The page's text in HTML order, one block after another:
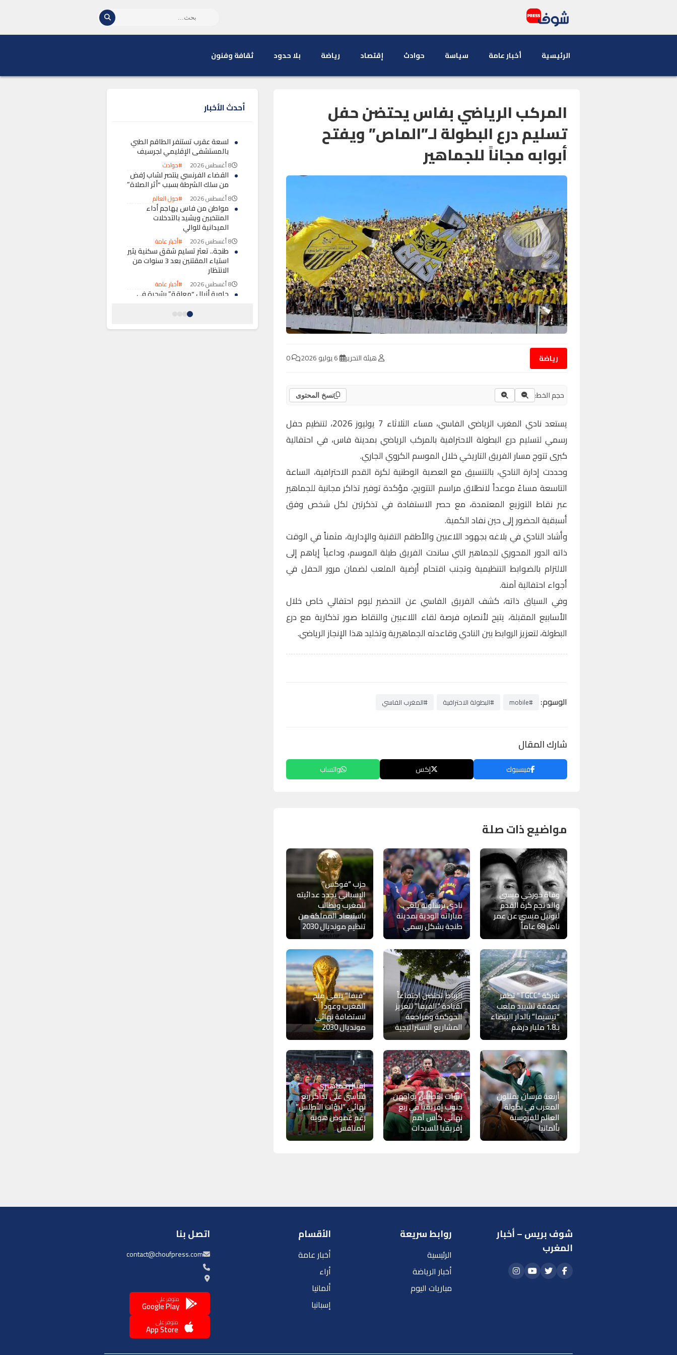
الرئيسية أخبار عامة سياسة حوادث إقتصاد رياضة بلا حدود ثقافة وفنون
المركب الرياضي بفاس يحتضن حفل
تسليم درع البطولة لـ”الماص” ويفتح
أبوابه مجاناً للجماهير
رياضة هيئة التحرير
حجم الخط: نسخ المحتوى
يستعد نادي المغرب الرياضي الفاسي، مساء الثلاثاء 7 يوليوز 2026، لتنظيم حفل
رسمي لتسليم درع البطولة الاحترافية بالمركب الرياضي بمدينة فاس، في احتفالية
كبرى تتوج مسار الفريق التاريخي خلال الموسم الكروي الجاري.
وحددت إدارة النادي، بالتنسيق مع العصبة الوطنية لكرة القدم الاحترافية، الساعة
التاسعة مساءً موعداً لانطلاق مراسم التتويج، مؤكدة توفير تذاكر مجانية للجماهير
عبر نقاط التوزيع المعتمدة، مع حصر الاستفادة في تذكرتين لكل شخص وفق
أسبقية الحضور إلى حين نفاد الكمية.
وأشاد النادي في بلاغه بجهود اللاعبين والأطقم التقنية والإدارية، مثمناً في الوقت
ذاته الدور المحوري للجماهير التي ساندت الفريق طيلة الموسم، وداعياً إياهم إلى
الالتزام بالضوابط التنظيمية وتجنب اقتحام أرضية الملعب لضمان مرور الحفل في
أجواء احتفالية آمنة.
وفي السياق ذاته، كشف الفريق الفاسي عن التحضير ليوم احتفالي خاص خلال
الأسابيع المقبلة، يتيح لأنصاره فرصة لقاء اللاعبين والتقاط صور تذكارية مع درع
البطولة، لتعزيز الروابط بين النادي وقاعدته الجماهيرية وتخليد هذا الإنجاز الرياضي.
الوسوم: #mobile #البطولة الاحترافية #المغرب الفاسي
شارك المقال
فيسبوك إكس واتساب
مواضيع ذات صلة
وفاة خورخي ميسي
والد نجم كرة القدم
ليونيل ميسي عن عمر
ناهز 68 عاماً
نادي برشلونة يلغي
مباراته الودية بمدينة
طنجة بشكل رسمي
حزب “فوكس”
الإسباني يجدد عدائيته
للمغرب ويطالب
باستبعاد المملكة من
تنظيم مونديال 2030
شركة “TGCC” تظفر
بصفقة تشييد ملعب
“تيسيما” بالدار البيضاء
بـ1.8 مليار درهم
الرباط تحتضن اجتماعاً
لقيادة “الفيفا” لتعزيز
الحوكمة ومراجعة
المشاريع الاستراتيجية
“فيفا” ينفي منح
المغرب وعوداً
لاستضافة نهائي
مونديال 2030
أربعة فرسان يمثلون
المغرب في بطولة
العالم للفروسية
بألمانيا
لبؤات الأطلس يواجهن
جنوب إفريقيا في ربع
نهائي كأس أمم
إفريقيا للسيدات
إقبال جماهيري
قياسي على تذاكر ربع
نهائي “لبؤات الأطلس”
رغم غموض هوية
المنافس
أحدث الأخبار
لسعة عقرب تستنفر الطاقم الطبي
بالمستشفى الإقليمي لجرسيف
8 أغسطس 2026 #حوادث
القضاء الفرنسي ينتصر لشاب رُفض
من سلك الشرطة بسبب “أثر الصلاة”
8 أغسطس 2026 #حول العالم
مواطن من فاس يهاجم أداء
المنتخبين ويشيد بالتدخلات
الميدانية للوالي
8 أغسطس 2026 #أخبار عامة
طنجة.. تعثر تسليم شقق سكنية يثير
استياء المقتنين بعد 3 سنوات من
الانتظار
8 أغسطس 2026 #أخبار عامة
حاوية أزبال “معلقة” بشجرة في
8 أغسطس 2026 #أخبار عامة
شوف بريس – أخبار
المغرب
روابط سريعة
الرئيسية
أخبار الرياضة
مباريات اليوم
الأقسام
أخبار عامة
أراء
ألمانيا
إسبانيا
اتصل بنا
contact@choufpress.com
متوفر على
Google Play
متوفر على
App Store